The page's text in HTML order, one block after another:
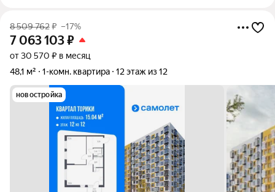
8 509 762₽ –17%
7 063 103₽
от 30 570 ₽ в месяц
48,1 м²
1-комн. квартира 12 этаж из 12
новостройка